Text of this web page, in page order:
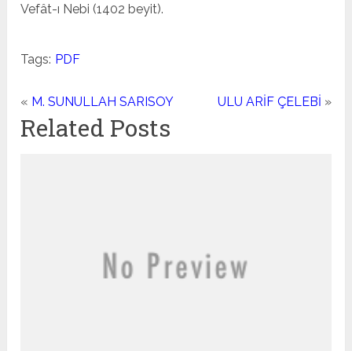
Vefât-ı Nebi (1402 beyit).
Tags: PDF
« M. SUNULLAH SARISOY ULU ARİF ÇELEBİ »
Related Posts